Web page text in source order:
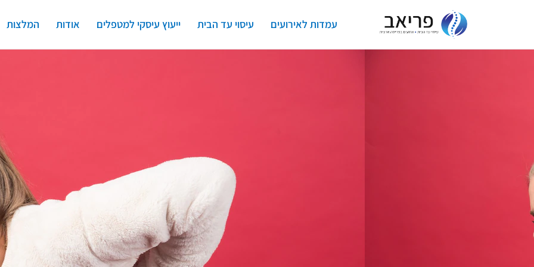
עמדות לאירועים עיסוי עד הבית ייעוץ עיסקי למטפלים אודות המלצות